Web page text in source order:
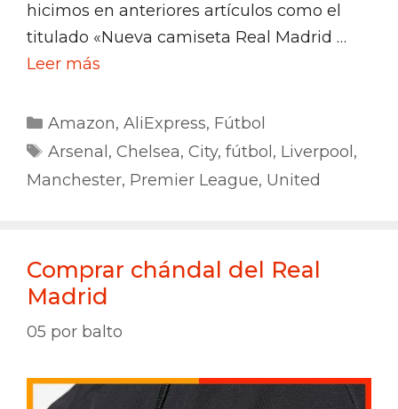
hicimos en anteriores artículos como el
titulado «Nueva camiseta Real Madrid …
Leer más
Categorías
Amazon, AliExpress, Fútbol
Etiquetas
Arsenal, Chelsea, City, fútbol, Liverpool,
Manchester, Premier League, United
Comprar chándal del Real
Madrid
05 por balto